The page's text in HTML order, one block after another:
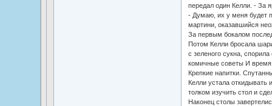
передал один Келли. - За
- Думаю, их у меня будет
мартини, оказавшийся
За первым бокалом
Потом Келли бросала
с зеленого сукна,
комичные советы И
Крепкие напитки.
Келли устала
толком изучить стол и
Наконец столы